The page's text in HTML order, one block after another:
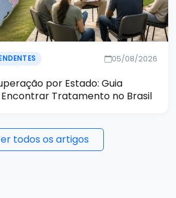
05/08/2026
por Estado: Guia
Tratamento no Brasil
todos os artigos